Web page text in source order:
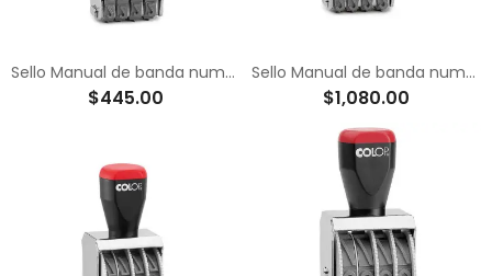
Sello Manual de banda numerador de 9 mm
$445.00
Sello Manual de banda numerador de 12 mm
$1,080.00